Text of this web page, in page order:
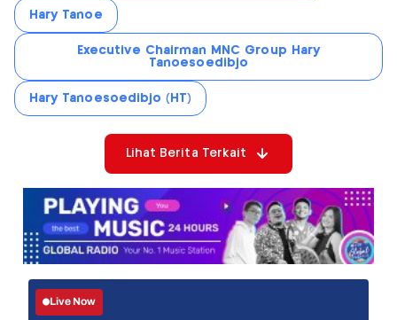
Hary Tanoe
Executive Chairman MNC Group Hary
Tanoesoedibjo
Hary Tanoesoedibjo (HT)
Lihat Berita Terkait
Live Now